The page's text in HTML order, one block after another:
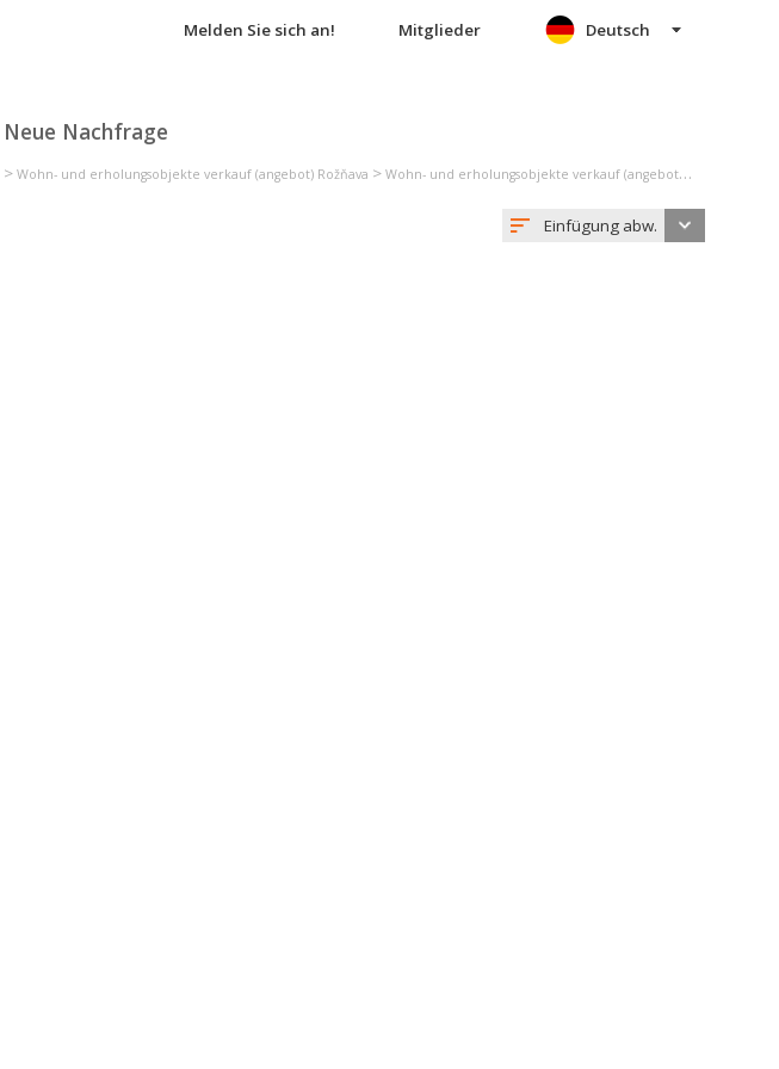
Melden Sie sich an! Mitglieder
Neue Nachfrage
Deutsch
> Wohn- und erholungsobjekte verkauf (angebot) Rožňava > Wohn- und erholungsobjekte verkauf (angebot) Čierna Lehota
Einfügung abw.